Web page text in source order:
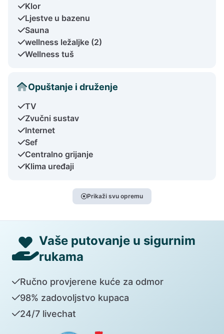
Klor
Ljestve u bazenu
Sauna
wellness ležaljke (2)
Wellness tuš
Opuštanje i druženje
TV
Zvučni sustav
Internet
Sef
Centralno grijanje
Klima uređaji
Prikaži svu opremu
Vaše putovanje u sigurnim
rukama
Ručno provjerene kuće za odmor
98% zadovoljstvo kupaca
24/7 livechat